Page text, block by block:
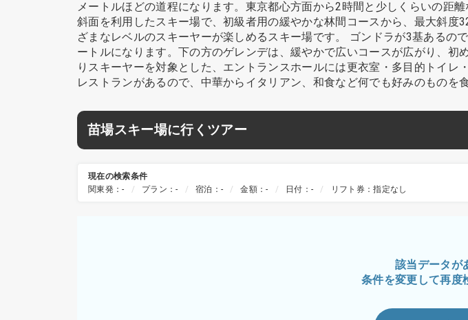
メートルほどの道程になります。東京都心方面から2時間と少しくらいの距
斜面を利用したスキー場で、初級者用の緩やかな林間コースから、最大斜
ざまなレベルのスキーヤーが楽しめるスキー場です。 ゴンドラが3基ある
ートルになります。下の方のゲレンデは、緩やかで広いコースが広がり、
りスキーヤーを対象とした、エントランスホールには更衣室・多目的トイ
レストランがあるので、中華からイタリアン、和食など何でも好みのものを
苗場スキー場に行くツアー
現在の検索条件
関東発：-
プラン：- 宿泊：- 金額：- 日付：- リフト券：指定なし
該当データが
条件を変更して再度